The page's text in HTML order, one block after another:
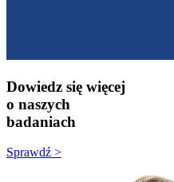
Dowiedz się więcej
o naszych
badaniach
Sprawdź >